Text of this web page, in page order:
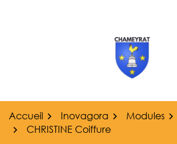
Accueil Inovagora Modules
CHRISTINE Coiffure